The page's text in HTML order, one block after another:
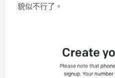
貌似不行了。